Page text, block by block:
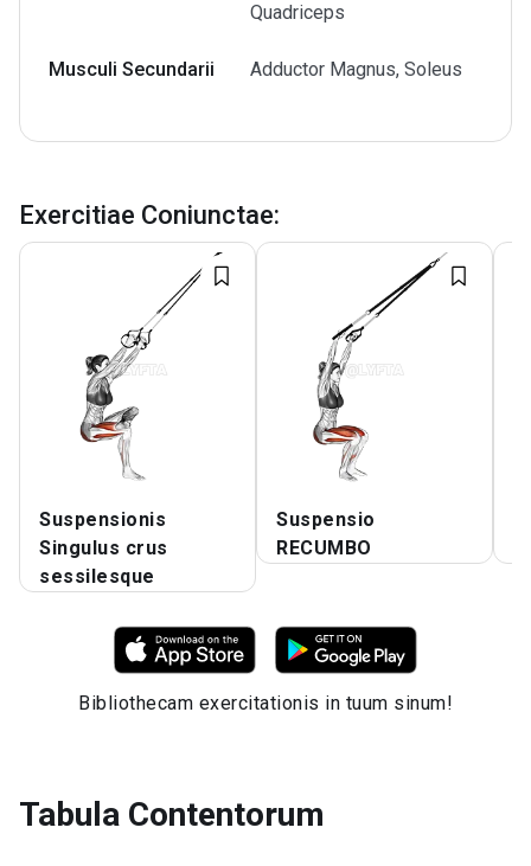
Quadriceps
Musculi Secundarii Adductor Magnus, Soleus
Exercitiae Coniunctae:
Suspensionis
Singulus crus
sessilesque
Suspensio
RECUMBO
Bibliothecam exercitationis in tuum sinum!
Tabula Contentorum